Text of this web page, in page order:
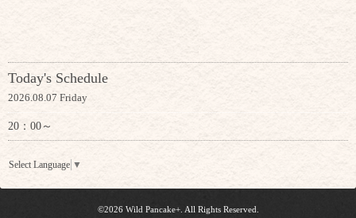
Today's Schedule
2026.08.07 Friday
20：00～
Select Language ▼
©2026 Wild Pancake+. All Rights Reserved.